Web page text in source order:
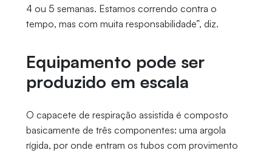
4 ou 5 semanas. Estamos correndo contra o
tempo, mas com muita responsabilidade”, diz.
Equipamento pode ser
produzido em escala
O capacete de respiração assistida é composto
basicamente de três componentes: uma argola
rígida, por onde entram os tubos com provimento